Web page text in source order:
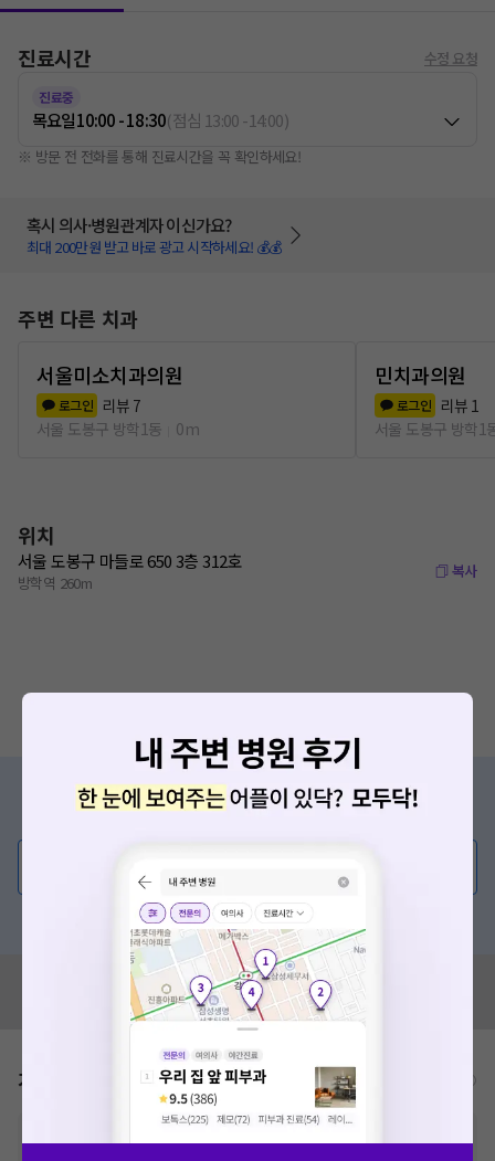
진료시간 수정 요청
진료중
목요일10:00 - 18:30(점심 13:00-14:00)
※ 방문 전 전화를 통해 진료시간을 꼭 확인하세요!
혹시 의사·병원관계자 이신가요?
최대 200만원 받고 바로 광고 시작하세요! 💰💰
주변 다른 치과
서울미소치과의원
로그인 리뷰 7
서울 도봉구 방학1동
0m
민치과의원
로그인 리뷰 1
서울 도봉구 방학1
위치
서울 도봉구 마들로 650 3층 312호
방학역 260m
복사
증상/치료, 궁금한 점이 있나요?
혹은, 의료상담 서비스에 다양한 게시글 보러가기
혹시 잘못된 병원정보가 있나요?
모두닥 팀에 알려주세요!
가격표 비급여/급여 진료란?